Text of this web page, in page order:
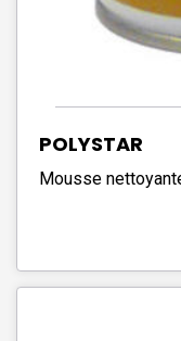
POLYSTAR
Mousse